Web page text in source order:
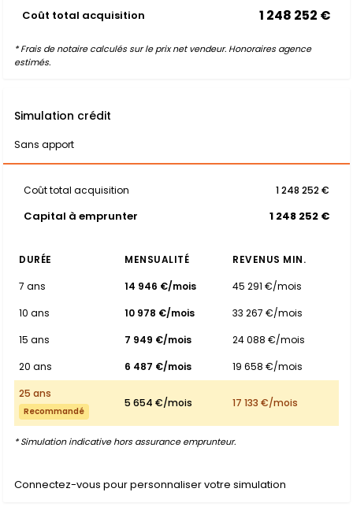
Coût total acquisition 1 248 252 €
* Frais de notaire calculés sur le prix net vendeur. Honoraires agence
estimés.
Simulation crédit
Sans apport
Coût total acquisition 1 248 252 €
Capital à emprunter 1 248 252 €
DURÉE MENSUALITÉ
REVENUS MIN.
7 ans
14 946 €/mois
45 291 €/mois
10 ans
10 978 €/mois
33 267 €/mois
15 ans
7 949 €/mois
24 088 €/mois
20 ans
6 487 €/mois
19 658 €/mois
25 ans
Recommandé
5 654 €/mois 17 133 €/mois
* Simulation indicative hors assurance emprunteur.
Connectez-vous pour personnaliser votre simulation